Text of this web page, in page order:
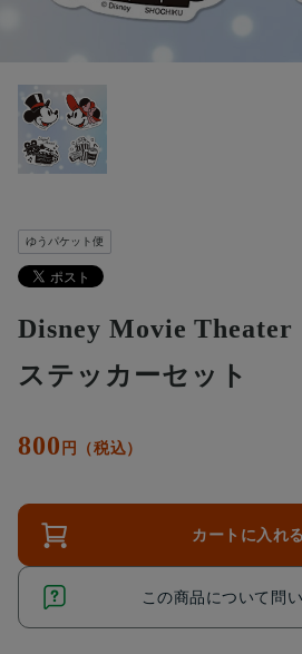
ゆうパケット便
Disney Movie
ステッカーセット
800 円（税込）
カートに入れる
この商品について問